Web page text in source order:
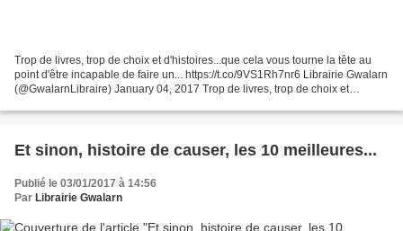
Trop de livres, trop de choix et d'histoires...que cela vous tourne la tête au
point d'être incapable de faire un... https://t.co/9VS1Rh7nr6 Librairie Gwalarn
(@GwalarnLibraire) January 04, 2017 Trop de livres, trop de choix et
Et sinon, histoire de causer, les 10 meilleures...
Publié le 03/01/2017 à 14:56
Par Librairie Gwalarn